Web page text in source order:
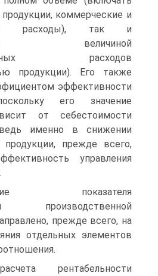
коммерческие и
расходы), так и
величиной
расходов
продукции). Его также
эффективности
его значение
от себестоимости
именно в снижении
продукции, прежде всего,
управления
показателя
производственной
прежде всего, на
отдельных элементов
рентабельности